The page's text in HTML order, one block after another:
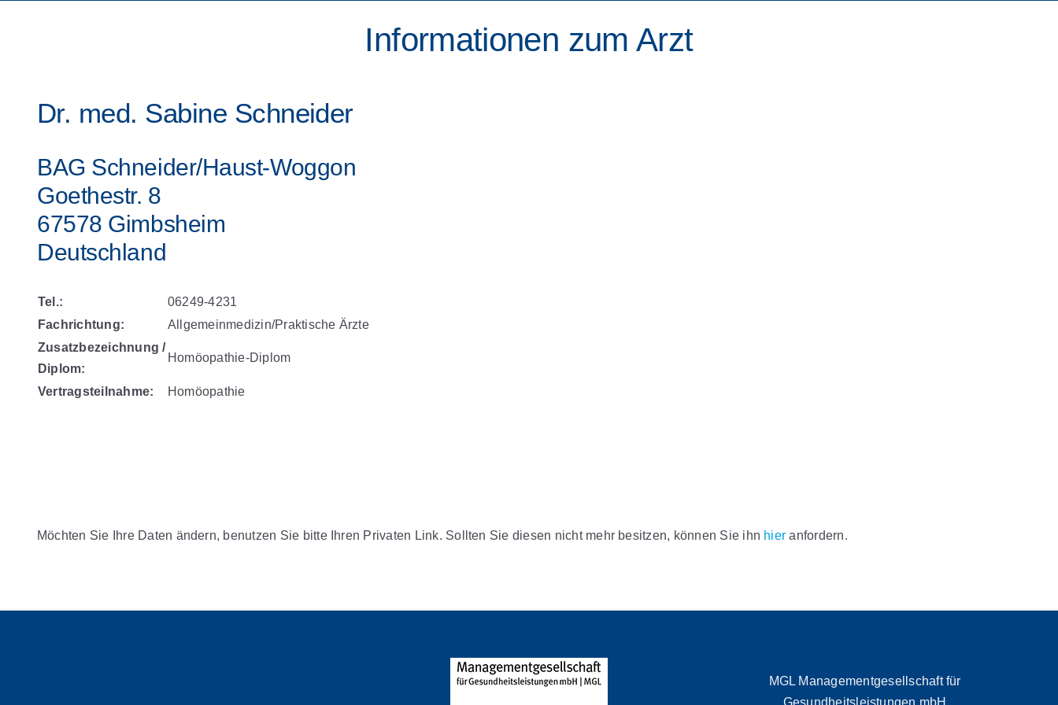
Informationen zum Arzt
Dr. med. Sabine Schneider
BAG Schneider/Haust-Woggon
Goethestr. 8
67578 Gimbsheim
Deutschland
Tel.:
06249-4231
Fachrichtung:
Allgemeinmedizin/Praktische Ärzte
Zusatzbezeichnung /
Diplom:
Homöopathie-Diplom
Vertragsteilnahme: Homöopathie
Möchten Sie Ihre Daten ändern, benutzen Sie bitte Ihren Privaten Link. Sollten Sie diesen nicht mehr besitzen, können Sie ihn hier anfordern.
MGL Managementgesellschaft für